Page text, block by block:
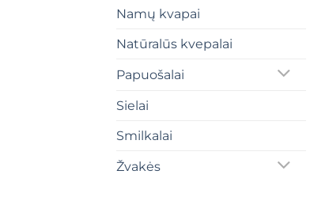
Namų kvapai
Natūralūs kvepalai
Papuošalai
Sielai
Smilkalai
Žvakės